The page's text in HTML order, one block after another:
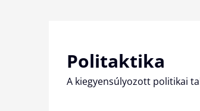
Politaktika
A kiegyensúlyozott politikai